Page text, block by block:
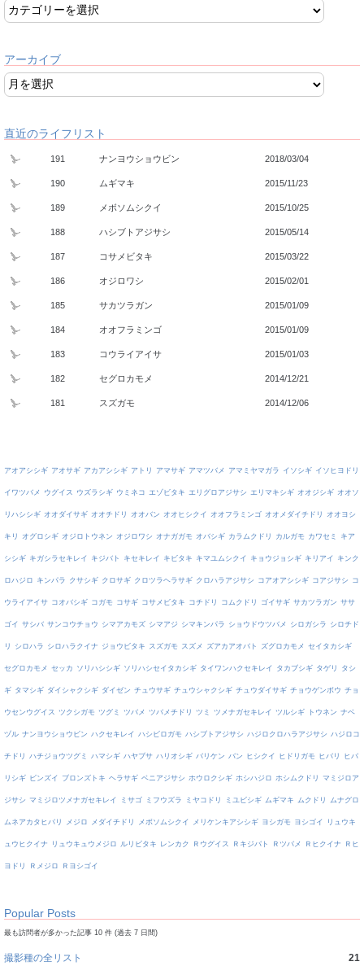
アーカイブ
直近のライフリスト
191 ナンヨウショウビン 2018/03/04
190 ムギマキ 2015/11/23
189 メボソムシクイ 2015/10/25
188 ハシブトアジサシ 2015/05/14
187 コサメビタキ 2015/03/22
186 オジロワシ 2015/02/01
185 サカツラガン 2015/01/09
184 オオフラミンゴ 2015/01/09
183 コウライアイサ 2015/01/03
182 セグロカモメ 2014/12/21
181 スズガモ 2014/12/06
アオアシシギ アオサギ アカアシシギ アトリ アマサギ アマツバメ アマミヤマガラ イソシギ イソヒヨドリ
イワツバメ ウグイス ウズラシギ ウミネコ エゾビタキ エリグロアジサシ エリマキシギ オオジシギ オオソ
リハシシギ オオダイサギ オオチドリ オオバン オオヒシクイ オオフラミンゴ オオメダイチドリ オオヨシ
キリ オグロシギ オジロトウネン オジロワシ オナガガモ オバシギ カラムクドリ カルガモ カワセミ キア
シシギ キガシラセキレイ キジバト キセキレイ キビタキ キマユムシクイ キョウジョシギ キリアイ キンク
ロハジロ キンパラ クサシギ クロサギ クロツラヘラサギ クロハラアジサシ コアオアシシギ コアジサシ コ
ウライアイサ コオバシギ コガモ コサギ コサメビタキ コチドリ コムクドリ ゴイサギ サカツラガン ササ
ゴイ サシバ サンコウチョウ シマアカモズ シマアジ シマキンパラ ショウドウツバメ シロガシラ シロチド
リ シロハラ シロハラクイナ ジョウビタキ スズガモ スズメ ズアカアオバト ズグロカモメ セイタカシギ
セグロカモメ セッカ ソリハシシギ ソリハシセイタカシギ タイワンハクセキレイ タカブシギ タゲリ タシ
ギ タマシギ ダイシャクシギ ダイゼン チュウサギ チュウシャクシギ チュウダイサギ チョウゲンボウ チョ
ウセンウグイス ツクシガモ ツグミ ツバメ ツバメチドリ ツミ ツメナガセキレイ ツルシギ トウネン ナベ
ヅル ナンヨウショウビン ハクセキレイ ハシビロガモ ハシブトアジサシ ハジロクロハラアジサシ ハジロコ
チドリ ハチジョウツグミ ハマシギ ハヤブサ ハリオシギ バリケン バン ヒシクイ ヒドリガモ ヒバリ ヒバ
リシギ ビンズイ ブロンズトキ ヘラサギ ベニアジサシ ホウロクシギ ホシハジロ ホシムクドリ マミジロア
ジサシ マミジロツメナガセキレイ ミサゴ ミフウズラ ミヤコドリ ミユビシギ ムギマキ ムクドリ ムナグロ
ムネアカタヒバリ メジロ メダイチドリ メボソムシクイ メリケンキアシシギ ヨシガモ ヨシゴイ リュウキ
ュウヒクイナ リュウキュウメジロ ルリビタキ レンカク Ｒウグイス Ｒキジバト Ｒツバメ Ｒヒクイナ Ｒヒ
ヨドリ Ｒメジロ Ｒヨシゴイ
Popular Posts
最も訪問者が多かった記事 10 件 (過去 7 日間)
撮影種の全リスト
21